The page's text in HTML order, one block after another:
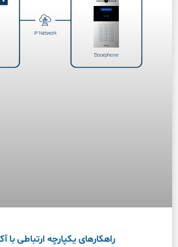
راهکارهای یکپارچه ارتباطی با